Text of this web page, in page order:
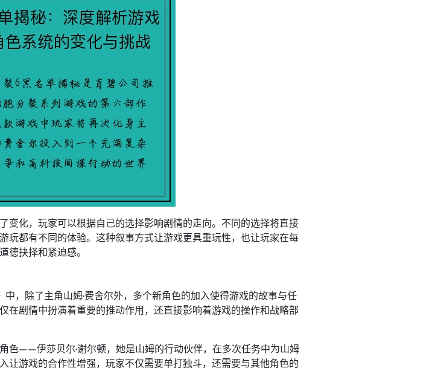
变化，玩家可以根据自己的选择影响剧情的走向。不同的选择将直接
玩都有不同的体验。这种叙事方式让游戏更具重玩性，也让玩家在每
德抉择和紧迫感。
，除了主角山姆·费舍尔外，多个新角色的加入使得游戏的故事与任
在剧情中扮演着重要的推动作用，还直接影响着游戏的操作和战略部
色——伊莎贝尔·谢尔顿，她是山姆的行动伙伴，在多次任务中为山姆
让游戏的合作性增强，玩家不仅需要单打独斗，还需要与其他角色的